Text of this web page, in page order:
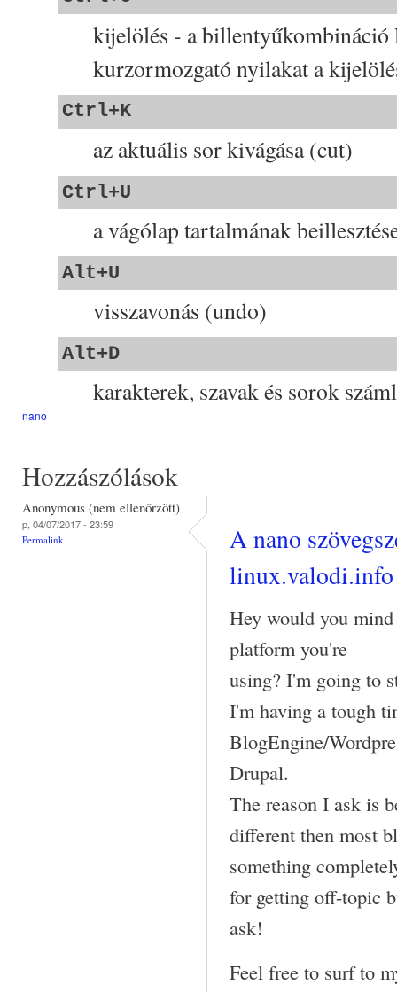
kijelölés - a billentyűkombináció
kurzormozgató nyilakat a
Ctrl+K
az aktuális sor kivágása (cut)
Ctrl+U
a vágólap tartalmának
Alt+U
visszavonás (undo)
Alt+D
karakterek, szavak és sorok
nano
Hozzászólások
Anonymous (nem ellenőrzött)
p, 04/07/2017 - 23:59
Permalink
A nano
linux.valodi.info
Hey would you
platform you're
using? I'm going to
I'm having a tough
BlogEngine/
Drupal.
The reason I ask is
different then most
something
for getting off-topic
ask!
Feel free to surf to